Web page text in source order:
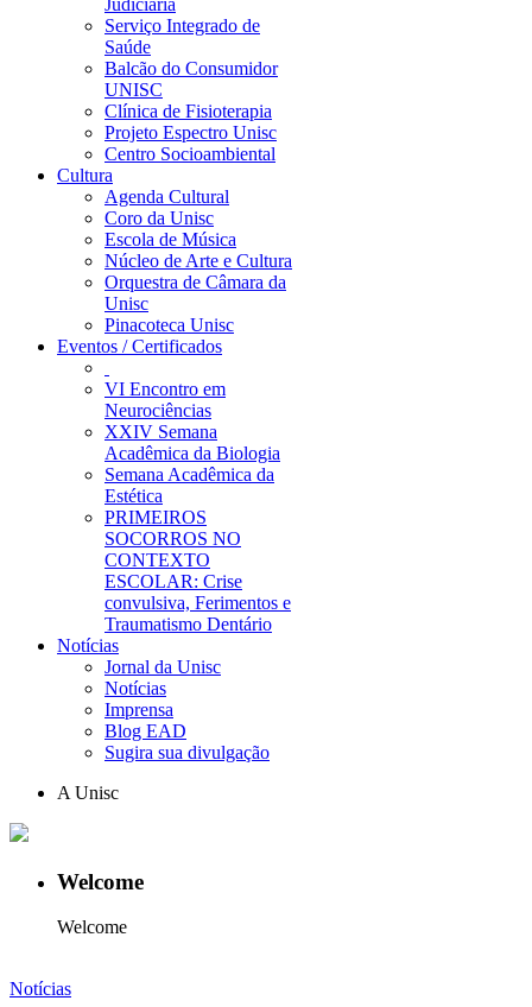
Judiciária
Serviço Integrado de
Saúde
Balcão do Consumidor
UNISC
Clínica de Fisioterapia
Projeto Espectro Unisc
Centro Socioambiental
Cultura
Agenda Cultural
Coro da Unisc
Escola de Música
Núcleo de Arte e Cultura
Orquestra de Câmara da
Unisc
Pinacoteca Unisc
Eventos / Certificados
VI Encontro em
Neurociências
XXIV Semana
Acadêmica da Biologia
Semana Acadêmica da
Estética
PRIMEIROS
SOCORROS NO
CONTEXTO
ESCOLAR: Crise
convulsiva, Ferimentos e
Traumatismo Dentário
Notícias
Jornal da Unisc
Notícias
Imprensa
Blog EAD
Sugira sua divulgação
A Unisc
Welcome
Welcome
Notícias